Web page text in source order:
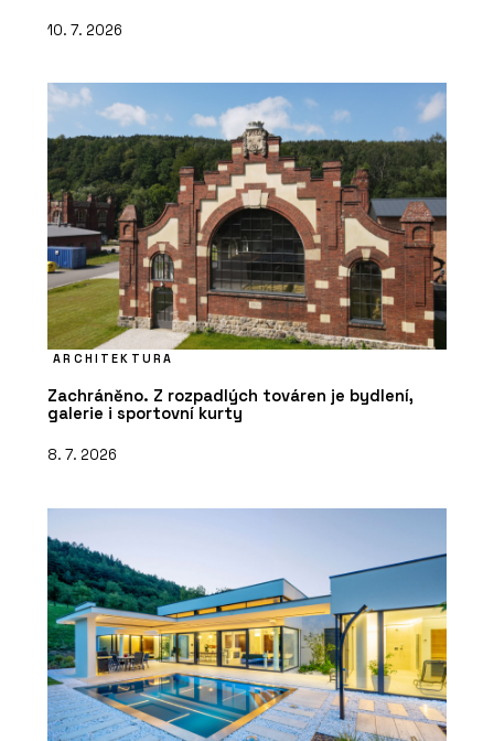
10. 7. 2026
ARCHITEKTURA
Zachráněno. Z rozpadlých továren je bydlení,
galerie i sportovní kurty
8. 7. 2026